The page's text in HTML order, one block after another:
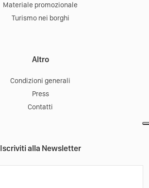
Materiale promozionale
Turismo nei borghi
Altro
Condizioni generali
Press
Contatti
Iscriviti alla Newsletter